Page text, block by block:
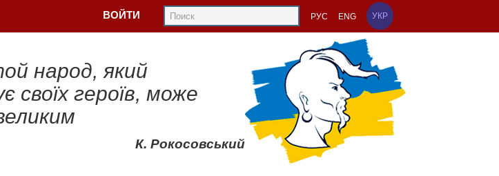
ВОЙТИ РУС ENG УКР
народ, який
своїх героїв, може
К. Рокосовський